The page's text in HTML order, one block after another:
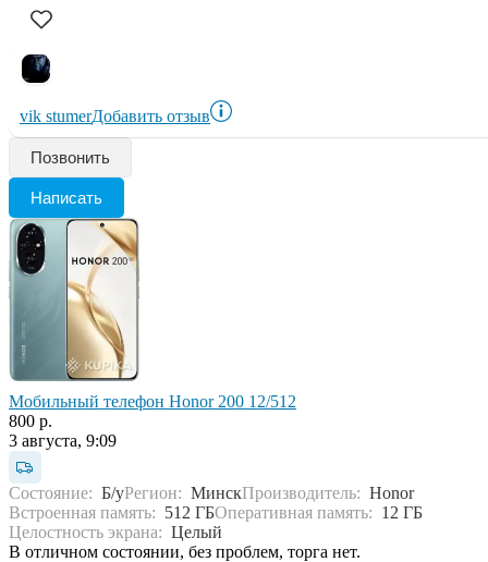
vik stumerДобавить отзыв
Позвонить
Написать
Мобильный телефон Honor 200 12/512
800 р.
3 августа, 9:09
Состояние: Б/уРегион: МинскПроизводитель: Honor
Встроенная память: 512 ГБОперативная память: 12 ГБ
Целостность экрана: Целый
В отличном состоянии, без проблем, торга нет.